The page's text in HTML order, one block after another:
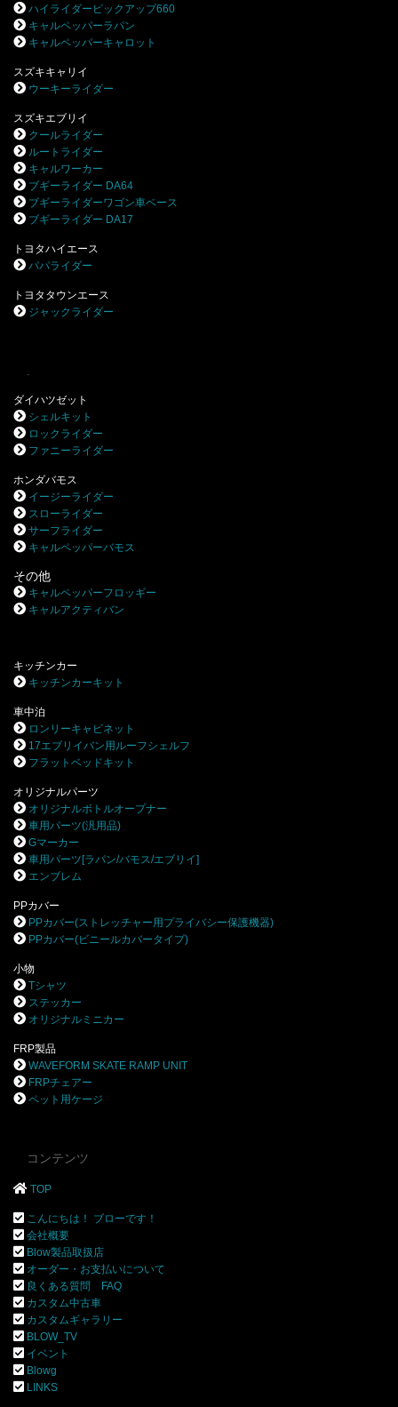
ハイライダーピックアップ660
キャルペッパーラパン
キャルペッパーキャロット
スズキキャリイ
ウーキーライダー
スズキエブリイ
クールライダー
ルートライダー
キャルワーカー
ブギーライダー DA64
ブギーライダーワゴン車ベース
ブギーライダー DA17
トヨタハイエース
パパライダー
トヨタタウンエース
ジャックライダー
ダイハツゼット
シェルキット
ロックライダー
ファニーライダー
ホンダバモス
イージーライダー
スローライダー
サーフライダー
キャルペッパーバモス
その他
キャルペッパーフロッギー
キャルアクティバン
キッチンカー
キッチンカーキット
車中泊
ロンリーキャビネット
17エブリイバン用ルーフシェルフ
フラットベッドキット
オリジナルパーツ
オリジナルボトルオープナー
車用パーツ(汎用品)
Gマーカー
車用パーツ[ラパン/バモス/エブリイ]
エンブレム
PPカバー
PPカバー(ストレッチャー用プライバシー保護機器)
PPカバー(ビニールカバータイプ)
小物
Tシャツ
ステッカー
オリジナルミニカー
FRP製品
WAVEFORM SKATE RAMP UNIT
FRPチェアー
ペット用ケージ
コンテンツ
TOP
こんにちは！ ブローです！
会社概要
Blow製品取扱店
オーダー・お支払いについて
良くある質問 FAQ
カスタム中古車
カスタムギャラリー
BLOW_TV
イベント
Blowg
LINKS